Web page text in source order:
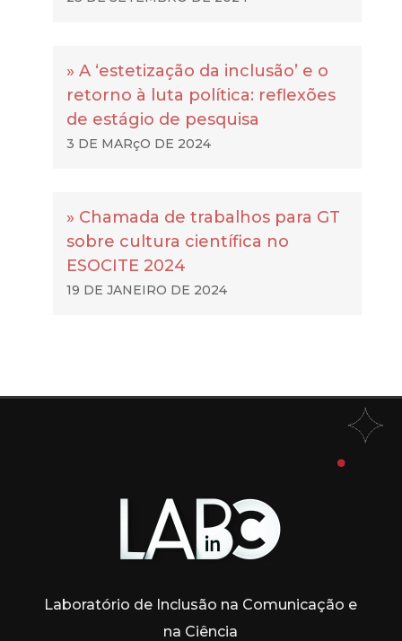
» A ‘estetização da inclusão’ e o
retorno à luta política: reflexões
de estágio de pesquisa
3 DE MARçO DE 2024
» Chamada de trabalhos para GT
sobre cultura científica no
ESOCITE 2024
19 DE JANEIRO DE 2024
Laboratório de Inclusão na Comunicação e
na Ciência